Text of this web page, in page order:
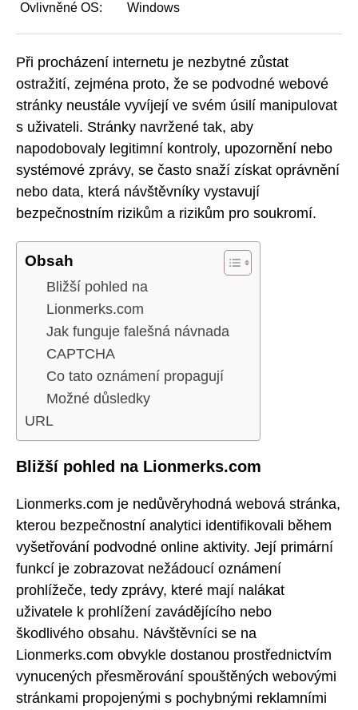
Ovlivněné OS:
Windows
Při procházení internetu je nezbytné zůstat
ostražití, zejména proto, že se podvodné webové
stránky neustále vyvíjejí ve svém úsilí manipulovat
s uživateli. Stránky navržené tak, aby
napodobovaly legitimní kontroly, upozornění nebo
systémové zprávy, se často snaží získat oprávnění
nebo data, která návštěvníky vystavují
bezpečnostním rizikům a rizikům pro soukromí.
Obsah
Bližší pohled na
Lionmerks.com
Jak funguje falešná návnada
CAPTCHA
Co tato oznámení propagují
Možné důsledky
URL
Bližší pohled na Lionmerks.com
Lionmerks.com je nedůvěryhodná webová stránka,
kterou bezpečnostní analytici identifikovali během
vyšetřování podvodné online aktivity. Její primární
funkcí je zobrazovat nežádoucí oznámení
prohlížeče, tedy zprávy, které mají nalákat
uživatele k prohlížení zavádějícího nebo
škodlivého obsahu. Návštěvníci se na
Lionmerks.com obvykle dostanou prostřednictvím
vynucených přesměrování spouštěných webovými
stránkami propojenými s pochybnými reklamními